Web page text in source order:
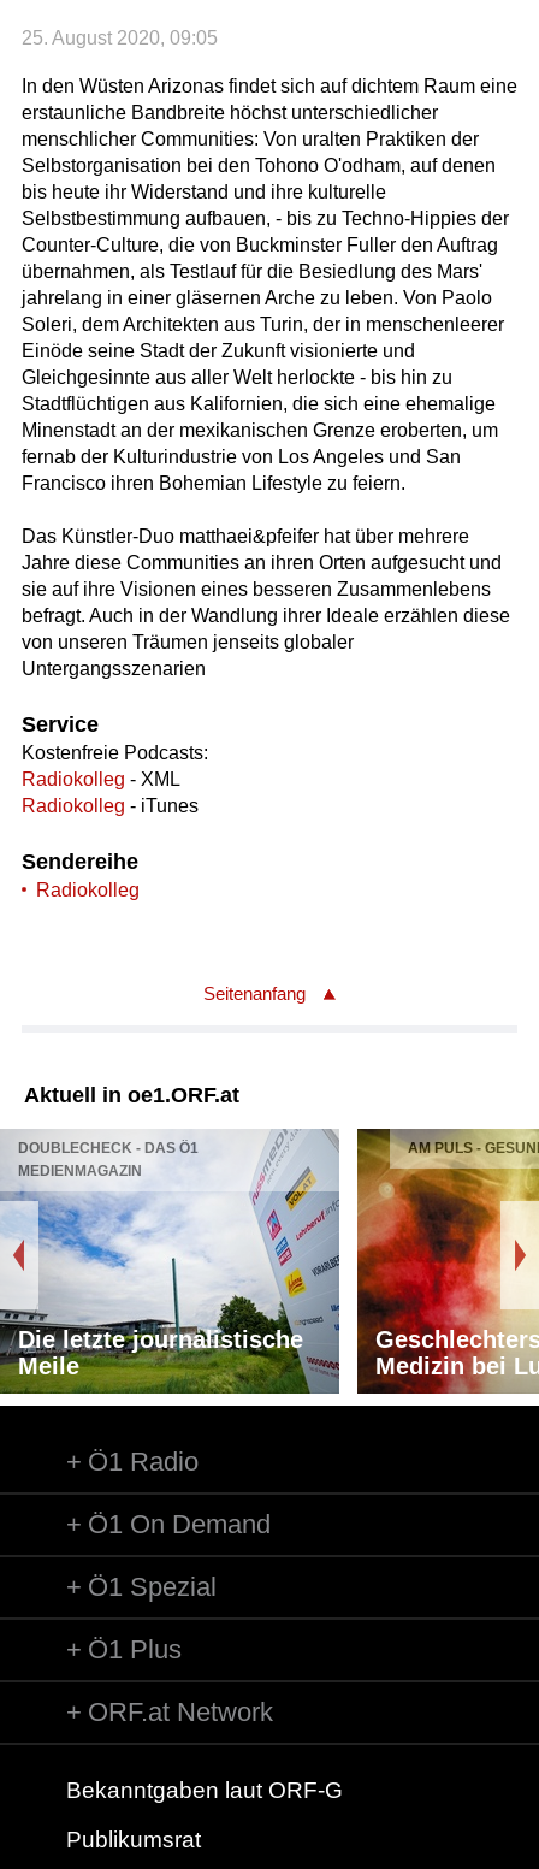
25. August 2020, 09:05
In den Wüsten Arizonas findet sich auf dichtem Raum eine
erstaunliche Bandbreite höchst unterschiedlicher
menschlicher Communities: Von uralten Praktiken der
Selbstorganisation bei den Tohono O'odham, auf denen
bis heute ihr Widerstand und ihre kulturelle
Selbstbestimmung aufbauen, - bis zu Techno-Hippies der
Counter-Culture, die von Buckminster Fuller den Auftrag
übernahmen, als Testlauf für die Besiedlung des Mars'
jahrelang in einer gläsernen Arche zu leben. Von Paolo
Soleri, dem Architekten aus Turin, der in menschenleerer
Einöde seine Stadt der Zukunft visionierte und
Gleichgesinnte aus aller Welt herlockte - bis hin zu
Stadtflüchtigen aus Kalifornien, die sich eine ehemalige
Minenstadt an der mexikanischen Grenze eroberten, um
fernab der Kulturindustrie von Los Angeles und San
Francisco ihren Bohemian Lifestyle zu feiern.
Das Künstler-Duo matthaei&pfeifer hat über mehrere
Jahre diese Communities an ihren Orten aufgesucht und
sie auf ihre Visionen eines besseren Zusammenlebens
befragt. Auch in der Wandlung ihrer Ideale erzählen diese
von unseren Träumen jenseits globaler
Untergangsszenarien
Service
Kostenfreie Podcasts:
Radiokolleg - XML
Radiokolleg - iTunes
Sendereihe
Radiokolleg
Seitenanfang
Aktuell in oe1.ORF.at
DOUBLECHECK - DAS Ö1
MEDIENMAGAZIN
Die letzte journalistische
Meile
AM PULS -
Medizin bei
Ö1 Radio
Ö1 On Demand
Ö1 Spezial
Ö1 Plus
ORF.at Network
Bekanntgaben laut ORF-G
Publikumsrat